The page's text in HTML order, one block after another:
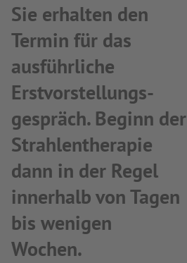
Sie erhalten den
Termin für das
ausführliche
Erstvorstellungs-
gespräch. Beginn der
Strahlentherapie
dann in der Regel
innerhalb von Tagen
bis wenigen
Wochen.